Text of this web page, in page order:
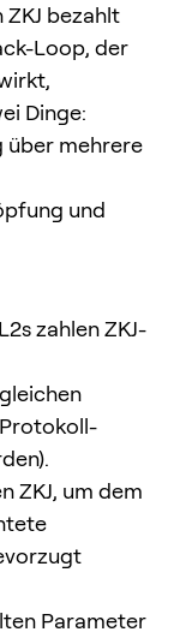
ZKJ bezahlt
Loop, der
Dinge:
über mehrere
und
zahlen ZKJ-
ZKJ, um dem
Parameter